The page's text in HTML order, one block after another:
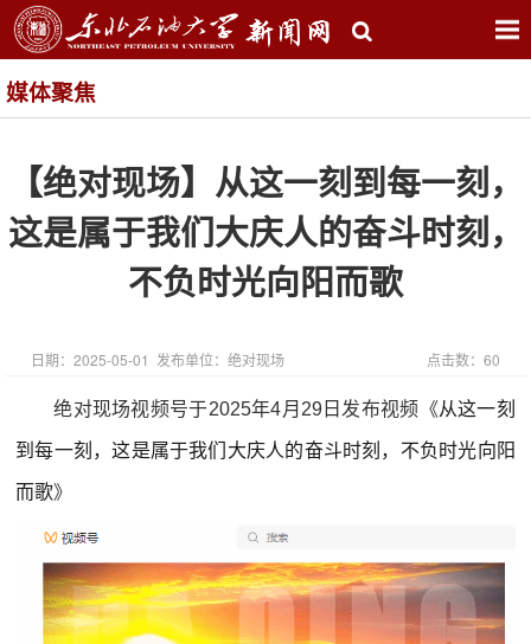
媒体聚焦
【绝对现场】从这一刻到每一刻，
这是属于我们大庆人的奋斗时刻，
不负时光向阳而歌
日期：2025-05-01 发布单位：绝对现场 点击数： 60
绝对现场视频号于2025年4月29日发布视频《从这一刻
到每一刻，这是属于我们大庆人的奋斗时刻，不负时光向阳
而歌》